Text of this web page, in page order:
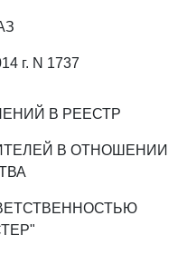
г. N 1737
В РЕЕСТР
В ОТНОШЕНИИ